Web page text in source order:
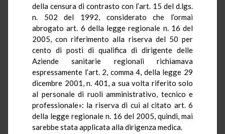
della censura di contrasto con l’art. 15 del d.lgs.
n. 502 del 1992, considerato che l’ormai
abrogato art. 6 della legge regionale n. 16 del
2005, con riferimento alla riserva del 50 per
cento di posti di qualifica di dirigente delle
Aziende sanitarie regionali richiamava
espressamente l’art. 2, comma 4, della legge 29
dicembre 2001, n. 401, a sua volta riferito solo
al personale di ruoli amministrativo, tecnico e
professionale»: la riserva di cui al citato art. 6
della legge regionale n. 16 del 2005, quindi, mai
sarebbe stata applicata alla dirigenza medica.